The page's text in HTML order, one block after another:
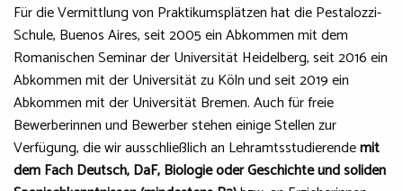
Für die Vermittlung von Praktikumsplätzen hat die Pestalozzi-
Schule, Buenos Aires, seit 2005 ein Abkommen mit dem
Romanischen Seminar der Universität Heidelberg, seit 2016 ein
Abkommen mit der Universität zu Köln und seit 2019 ein
Abkommen mit der Universität Bremen. Auch für freie
Bewerberinnen und Bewerber stehen einige Stellen zur
Verfügung, die wir ausschließlich an Lehramtsstudierendemit
dem Fach Deutsch, DaF, Biologie oder Geschichte und soliden